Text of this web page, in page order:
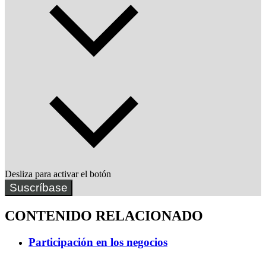
Desliza para activar el botón
Suscríbase
CONTENIDO RELACIONADO
Participación en los negocios